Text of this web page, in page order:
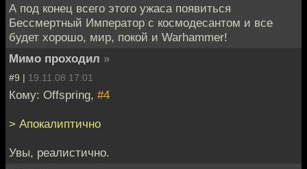
А под конец всего этого ужаса появиться
Бессмертный Император с космодесантом и все
будет хорошо, мир, покой и Warhammer!
Мимо проходил »
#9 | 19.11.08 17:01
Кому: Offspring, #4
> Апокалиптично
Увы, реалистично.